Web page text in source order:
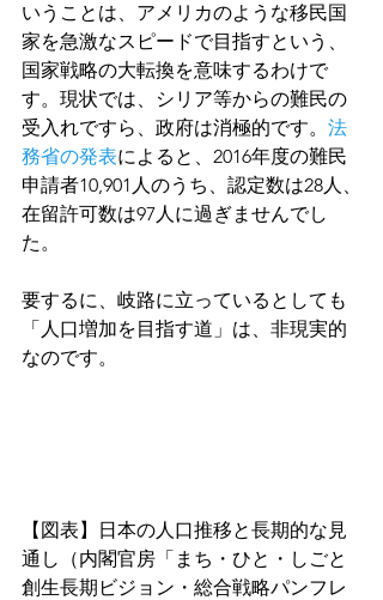
いうことは、アメリカのような移民国
家を急激なスピードで目指すという、
国家戦略の大転換を意味するわけで
す。現状では、シリア等からの難民の
受入れですら、政府は消極的です。 法
務省の発表によると、2016年度の難民
申請者10,901人のうち、認定数は28人、
在留許可数は97人に過ぎませんでし
た。
要するに、岐路に立っているとしても
「人口増加を目指す道」は、非現実的
なのです。
【図表】日本の人口推移と長期的な見
通し（内閣官房「まち・ひと・しごと
創生長期ビジョン・総合戦略パンフレ